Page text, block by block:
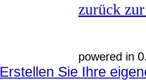
zurück
powered in
Erstellen Sie Ihre